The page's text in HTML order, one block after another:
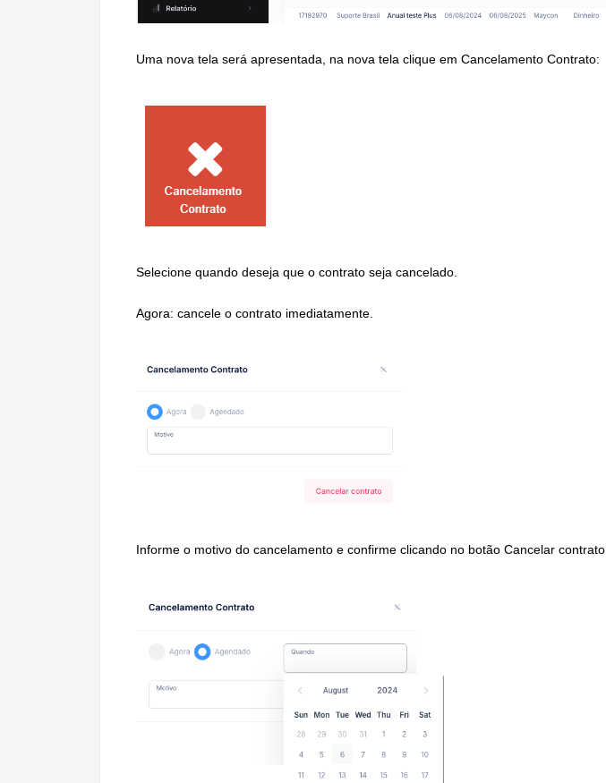
Uma nova tela será apresentada, na nova tela clique em Cancelamento Contrato:
Selecione quando deseja que o contrato seja cancelado.
Agora: cancele o contrato imediatamente.
Informe o motivo do cancelamento e confirme clicando no botão Cancelar contrato